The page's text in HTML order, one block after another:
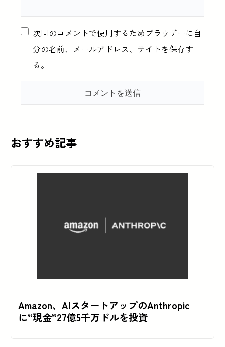
次回のコメントで使用するためブラウザーに自
分の名前、メールアドレス、サイトを保存す
る。
おすすめ記事
Amazon、AIスタートアップのAnthropic
に“現金”27億5千万ドルを投資